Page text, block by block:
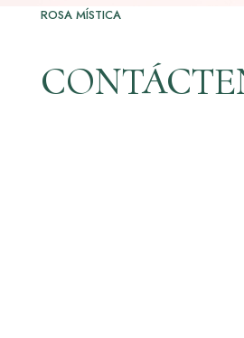
ROSA MÍSTICA